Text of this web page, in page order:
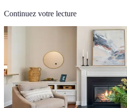
Continuez votre lecture